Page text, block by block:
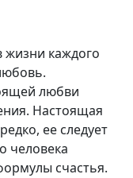
каждого
любви
Настоящая
ее следует
человека
счастья.